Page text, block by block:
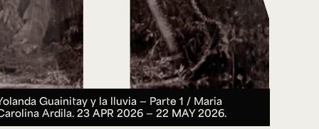
Guainitay y la lluvia — Parte 1 / Maria
Ardila.23 APR 2026 ― 22 MAY 2026.